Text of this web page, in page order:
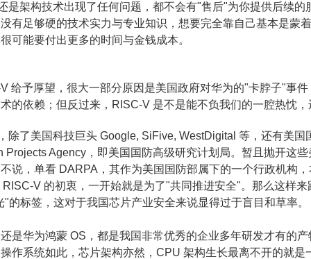
是架构技术出现了任何问题，都不会有"售后"为你提供后续的
有足够硬的技术实力与专业知识，想要完全靠自己基本是蒙
可能要付出更多的时间与金钱成本。
给予厚望，很大一部分原因是美国政府对华为的"卡脖子"事
的依赖；但反过来，RISC-V 是不是能不负我们的一腔热忱，
除了美国科技巨头 Google, SiFive, WestDigital 等，还有美国
Projects Agency，即美国国防高级研究计划局。暂且抛开这
说，单看 DARPA，其作为美国国防部属下的一个行政机构
V 的初衷，一开始就是为了"共同推进安全"。那么这样
的标签，这对于我国芯片产业安全来说显得过于盲目和草率。
是华为鸿蒙 OS，都是我国非常优秀的企业多年研发才有的
作系统如此，芯片架构亦然，CPU 架构生长最离不开的就是